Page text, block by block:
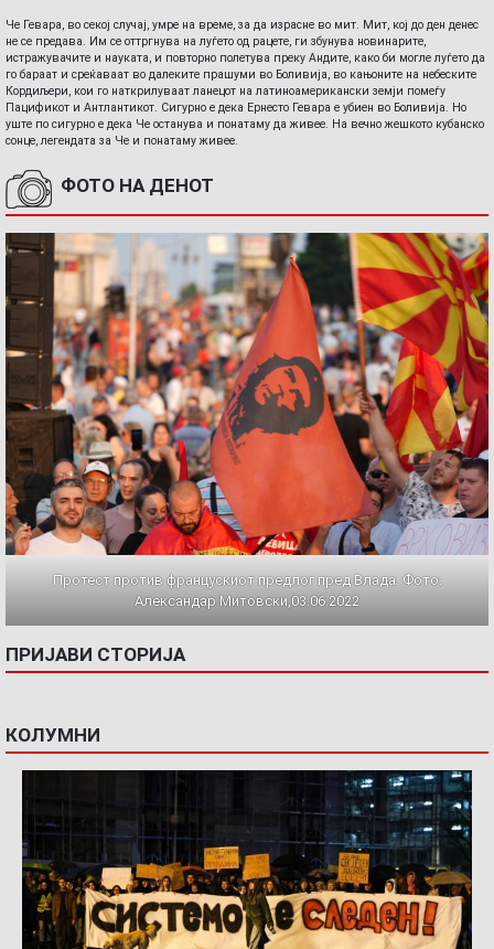
Че Гевара, во секој случај, умре на време, за да израсне во мит. Мит, кој до ден денес
не се предава. Им се оттргнува на луѓето од рацете, ги збунува новинарите,
истражувачите и науката, и повторно полетува преку Андите, како би могле луѓето да
го бараат и среќаваат во далеките прашуми во Боливија, во кањоните на небеските
Кордиљери, кои го наткрилуваат ланецот на латиноамерикански земји помеѓу
Пацификот и Антлантикот. Сигурно е дека Ернесто Гевара е убиен во Боливија. Но
уште по сигурно е дека Че останува и понатаму да живее. На вечно жешкото кубанско
сонце, легендата за Че и понатаму живее.
ФОТО НА ДЕНОТ
Протест против францускиот предлог пред Влада. Фото:
Александар Митовски,03.06.2022
ПРИЈАВИ СТОРИЈА
КОЛУМНИ